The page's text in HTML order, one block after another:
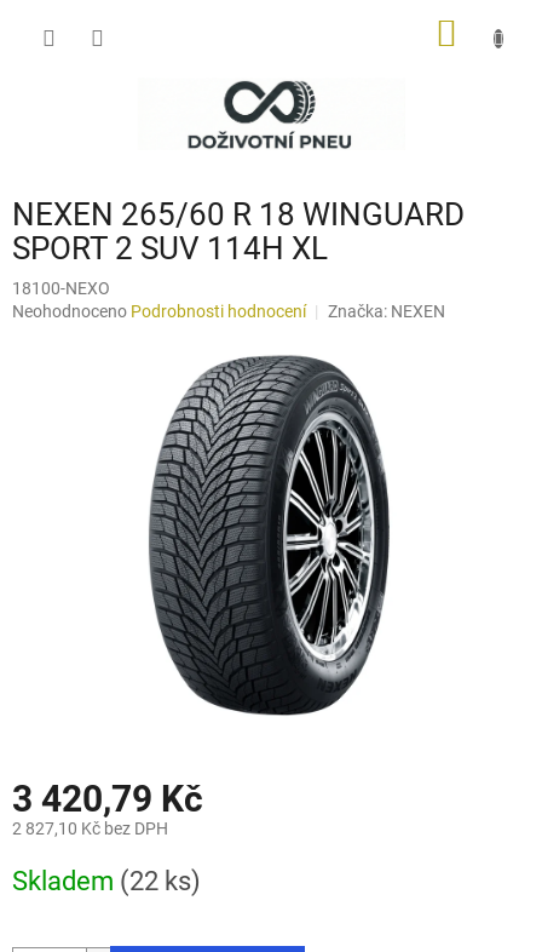
NEXEN 265/60 R 18 WINGUARD
SPORT 2 SUV 114H XL
18100-NEXO
Průměrné
Neohodnoceno Podrobnosti hodnocení Značka: NEXEN
3 420,79 Kč
2 827,10 Kč bez DPH
cena:
Skladem (22 ks)